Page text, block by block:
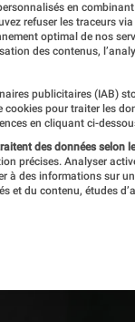
en
refuser les traceurs
optimal de nos
des contenus,
publicitaires (IAB)
pour traiter les
en cliquant ci-
des données selon
précises. Analyser
à des informations sur
et du contenu, études